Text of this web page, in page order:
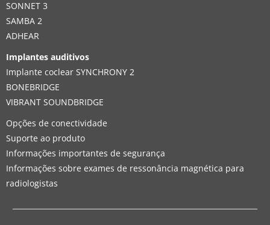
SONNET 3
SAMBA 2
ADHEAR
Implantes auditivos
Implante coclear SYNCHRONY 2
BONEBRIDGE
VIBRANT SOUNDBRIDGE
Opções de conectividade
Suporte ao produto
Informações importantes de segurança
Informações sobre exames de ressonância magnética para
radiologistas